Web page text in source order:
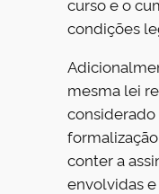
curso e o
condições
mesma lei
conter a
envolvidas